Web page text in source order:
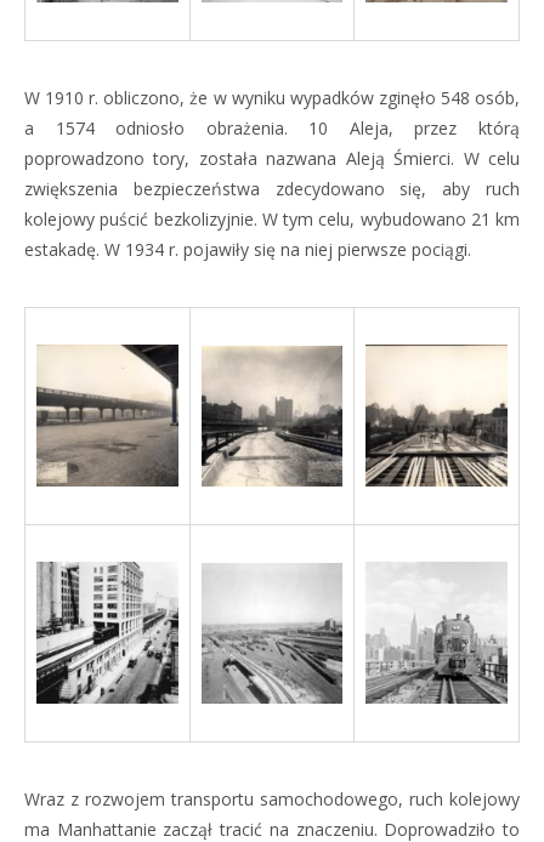
W 1910 r. obliczono, że w wyniku wypadków zginęło 548 osób,
a 1574 odniosło obrażenia. 10 Aleja, przez którą
poprowadzono tory, została nazwana Aleją Śmierci. W celu
zwiększenia bezpieczeństwa zdecydowano się, aby ruch
kolejowy puścić bezkolizyjnie. W tym celu, wybudowano 21 km
estakadę. W 1934 r. pojawiły się na niej pierwsze pociągi.
Wraz z rozwojem transportu samochodowego, ruch kolejowy
ma Manhattanie zaczął tracić na znaczeniu. Doprowadziło to